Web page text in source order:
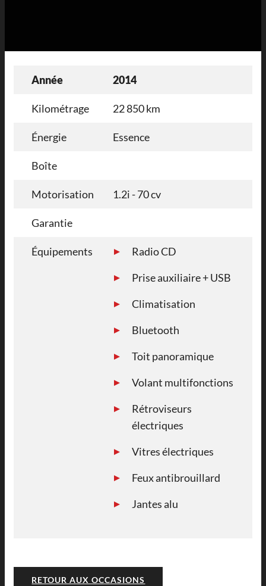
Année 2014
Kilométrage 22 850 km
Énergie Essence
Boîte
Motorisation 1.2i - 70 cv
Garantie
Équipements
Radio CD
Prise auxiliaire + USB
Climatisation
Bluetooth
Toit panoramique
Volant multifonctions
Rétroviseurs
électriques
Vitres électriques
Feux antibrouillard
Jantes alu
RETOUR AUX OCCASIONS